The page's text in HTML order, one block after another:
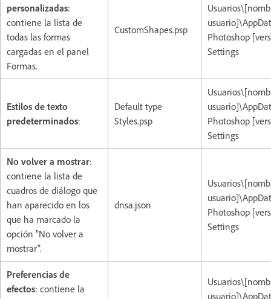
personalizadas:
contiene la lista de
todas las formas
cargadas en el panel
Formas.
CustomShapes.psp
Photoshop
Settings
Estilos de texto
predeterminados:
Default type
Styles.psp
Photoshop
Settings
No volver a mostrar:
contiene la lista de
cuadros de diálogo que
han aparecido en los
que ha marcado la
opción "No volver a
mostrar".
dnsa.json
Photoshop
Settings
Preferencias de
efectos: contiene la